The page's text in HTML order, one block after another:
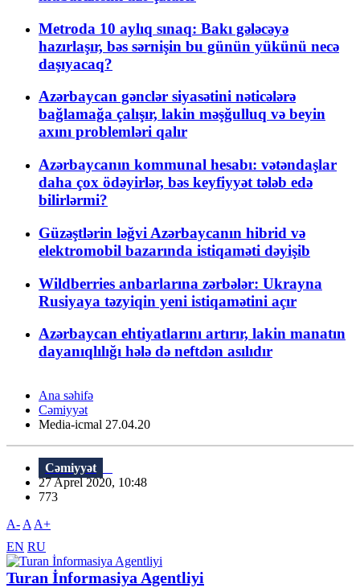
Metroda 10 aylıq sınaq: Bakı gələcəyə
hazırlaşır, bəs sərnişin bu günün yükünü necə
daşıyacaq?
Azərbaycan gənclər siyasətini nəticələrə
bağlamağa çalışır, lakin məşğulluq və beyin
axını problemləri qalır
Azərbaycanın kommunal hesabı: vətəndaşlar
daha çox ödəyirlər, bəs keyfiyyət tələb edə
bilirlərmi?
Güzəştlərin ləğvi Azərbaycanın hibrid və
elektromobil bazarında istiqaməti dəyişib
Wildberries anbarlarına zərbələr: Ukrayna
Rusiyaya təzyiqin yeni istiqamətini açır
Azərbaycan ehtiyatlarını artırır, lakin manatın
dayanıqlılığı hələ də neftdən asılıdır
Ana səhifə
Cəmiyyət
Media-icmal 27.04.20
Cəmiyyət
27 Aprel 2020, 10:48
773
A- A A+
EN RU
Turan İnformasiya Agentliyi